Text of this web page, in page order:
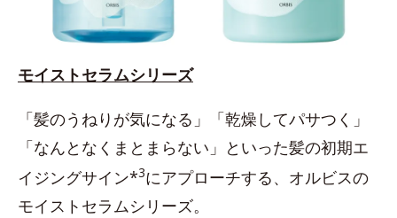
モイストセラムシリーズ
「髪のうねりが気になる」「乾燥してパサつく」
「なんとなくまとまらない」といった髪の初期エ
イジングサイン*3にアプローチする、オルビスの
モイストセラムシリーズ。